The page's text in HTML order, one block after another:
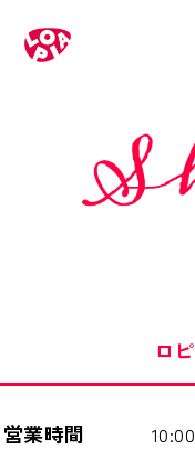
ロ
営業時間